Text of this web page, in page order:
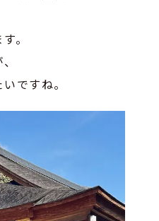
。
ですね。